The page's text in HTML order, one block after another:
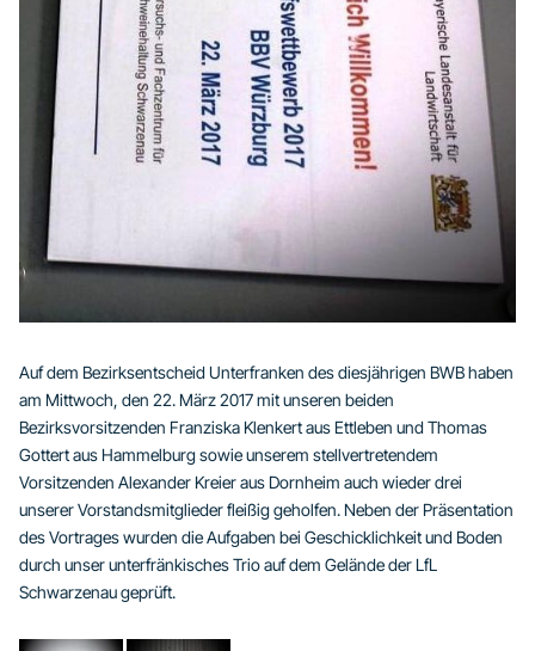
Auf dem Bezirksentscheid Unterfranken des diesjährigen BWB haben
am Mittwoch, den 22. März 2017 mit unseren beiden
Bezirksvorsitzenden Franziska Klenkert aus Ettleben und Thomas
Gottert aus Hammelburg sowie unserem stellvertretendem
Vorsitzenden Alexander Kreier aus Dornheim auch wieder drei
unserer Vorstandsmitglieder fleißig geholfen. Neben der Präsentation
des Vortrages wurden die Aufgaben bei Geschicklichkeit und Boden
durch unser unterfränkisches Trio auf dem Gelände der LfL
Schwarzenau geprüft.